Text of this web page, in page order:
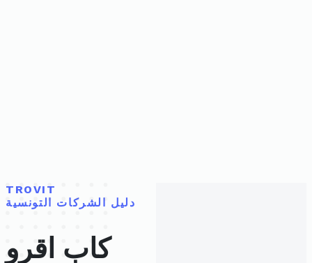
TROVIT
دليل الشركات التونسية
كاب اقرو